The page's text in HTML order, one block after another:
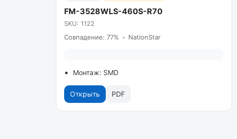
FM-3528WLS-460S-R70
SKU: 1122
Совпадение: 77% • NationStar
Монтаж: SMD
Открыть PDF